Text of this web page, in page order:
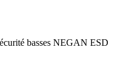
basses NEGAN ESD